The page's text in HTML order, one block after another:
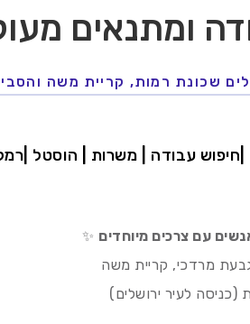
ומתנאים
שכונת רמות, קריית משה
|חיפוש עבודה | משרות | הוסטל
עם צרכים מיוחדים ✨
מרדכי, קריית משה
(כניסה לעיר ירושלים)